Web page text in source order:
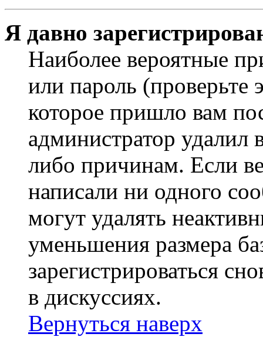
Я давно
Наиболее вероятные
или пароль (проверьте
которое пришло вам
администратор
либо причинам. Если
написали ни одного
могут удалять
уменьшения размера
зарегистрироваться
в дискуссиях.
Вернуться наверх